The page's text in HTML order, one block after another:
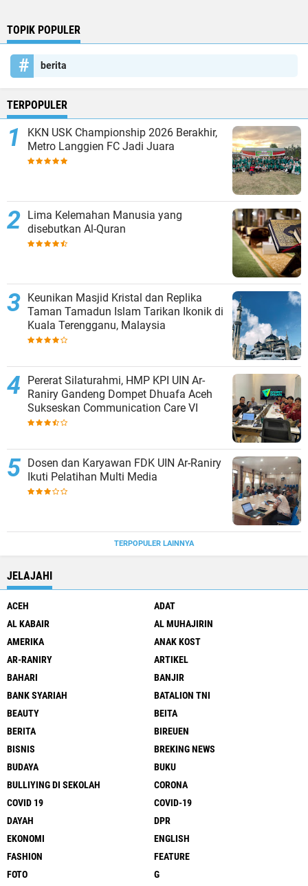
TOPIK POPULER
berita
TERPOPULER
KKN USK Championship 2026 Berakhir,
Metro Langgien FC Jadi Juara
Lima Kelemahan Manusia yang
disebutkan Al-Quran
Keunikan Masjid Kristal dan Replika
Taman Tamadun Islam Tarikan Ikonik di
Kuala Terengganu, Malaysia
Pererat Silaturahmi, HMP KPI UIN Ar-
Raniry Gandeng Dompet Dhuafa Aceh
Sukseskan Communication Care VI
Dosen dan Karyawan FDK UIN Ar-Raniry
Ikuti Pelatihan Multi Media
TERPOPULER LAINNYA
JELAJAHI
ACEH
ADAT
AL KABAIR
AL MUHAJIRIN
AMERIKA
ANAK KOST
AR-RANIRY
ARTIKEL
BAHARI
BANJIR
BANK SYARIAH
BATALION TNI
BEAUTY
BEITA
BERITA
BIREUEN
BISNIS
BREKING NEWS
BUDAYA
BUKU
BULLIYING DI SEKOLAH
CORONA
COVID 19
COVID-19
DAYAH
DPR
EKONOMI
ENGLISH
FASHION
FEATURE
FOTO
G